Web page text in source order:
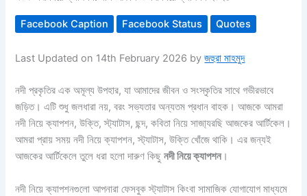
Facebook Caption Facebook Status Quotes
Last Updated on 14th February 2026 byজহুরা মাহমুদ
নদী প্রকৃতির এক অমূল্য উপহার, যা আমাদের জীবন ও সংস্কৃতির সাথে গভীরভাবে
জড়িত। এটি শুধু জলধারা নয়, বরং সভ্যতার অন্যতম প্রধান বাহক। আজকে আমরা
নদী নিয়ে ক্যাপশন, উক্তি, স্ট্যাটাস, ছন্দ, কবিতা নিয়ে সাজা্যরছি আজকের আর্টিকেল।
আমরা প্রায় সময় নদী নিয়ে ক্যাপশন, স্ট্যাটাস, উক্তি খোঁজে থাকি। এর জন্যই
আজকের আর্টিকেলে তুলে ধরা হলো দারুণ কিছুনদী নিয়ে ক্যাপশন।
নদী নিয়ে ক্যাপশনগুলো আপনারা ফেসবুক স্ট্যাটাস কিংবা সামাজিক যোগাযোগ মাধ্যমে